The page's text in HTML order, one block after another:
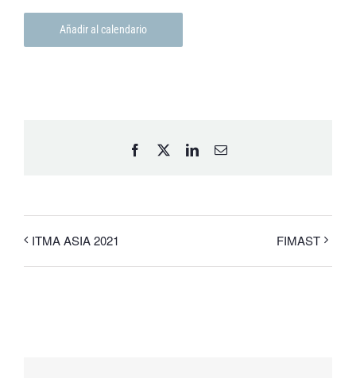
Añadir al calendario
Facebook LinkedInEmail
ITMA ASIA 2021 FIMAST